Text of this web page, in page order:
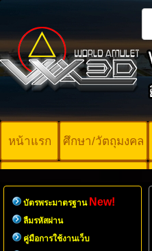
หน้าแรก ศึกษา/วัตถุมงคล
บัตรพระมาตรฐาน New!
ลืมรหัสผ่าน
คู่มือการใช้งานเว็บ